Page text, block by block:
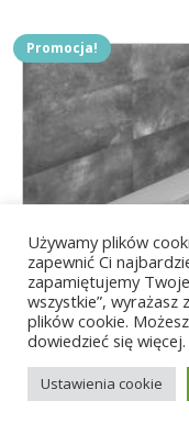
Promocja!
Używamy plików
zapewnić Ci
zapamiętujemy
wszystkie”, wyrażasz
plików cookie.
dowiedzieć się więcej.
Ustawienia cookie